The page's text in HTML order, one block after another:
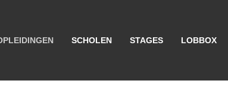
SCHOLEN STAGES LOBBOX